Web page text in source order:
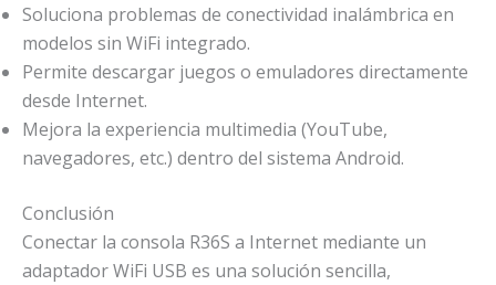
Soluciona problemas de conectividad inalámbrica en
modelos sin WiFi integrado.
Permite descargar juegos o emuladores directamente
desde Internet.
Mejora la experiencia multimedia (YouTube,
navegadores, etc.) dentro del sistema Android.
Conclusión
Conectar la consola R36S a Internet mediante un
adaptador WiFi USB es una solución sencilla,